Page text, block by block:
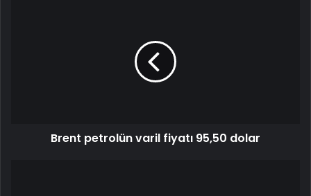
Brent petrolün varil fiyatı 95,50 dolar